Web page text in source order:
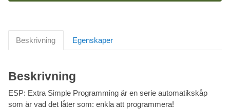
Beskrivning Egenskaper
Beskrivning
ESP: Extra Simple Programming är en serie automatikskåp
som är vad det låter som: enkla att programmera!